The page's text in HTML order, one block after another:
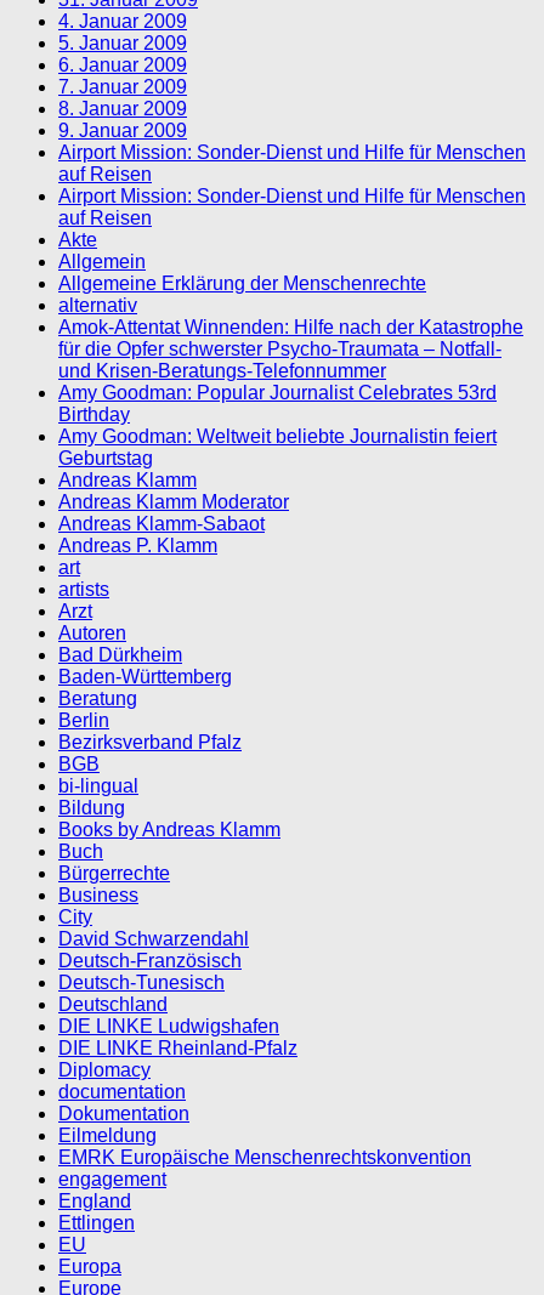
4. Januar 2009
5. Januar 2009
6. Januar 2009
7. Januar 2009
8. Januar 2009
9. Januar 2009
Airport Mission: Sonder-Dienst und Hilfe für Menschen
auf Reisen
Airport Mission: Sonder-Dienst und Hilfe für Menschen
auf Reisen
Akte
Allgemein
Allgemeine Erklärung der Menschenrechte
alternativ
Amok-Attentat Winnenden: Hilfe nach der Katastrophe
für die Opfer schwerster Psycho-Traumata – Notfall-
und Krisen-Beratungs-Telefonnummer
Amy Goodman: Popular Journalist Celebrates 53rd
Birthday
Amy Goodman: Weltweit beliebte Journalistin feiert
Geburtstag
Andreas Klamm
Andreas Klamm Moderator
Andreas Klamm-Sabaot
Andreas P. Klamm
art
artists
Arzt
Autoren
Bad Dürkheim
Baden-Württemberg
Beratung
Berlin
Bezirksverband Pfalz
BGB
bi-lingual
Bildung
Books by Andreas Klamm
Buch
Bürgerrechte
Business
City
David Schwarzendahl
Deutsch-Französisch
Deutsch-Tunesisch
Deutschland
DIE LINKE Ludwigshafen
DIE LINKE Rheinland-Pfalz
Diplomacy
documentation
Dokumentation
Eilmeldung
EMRK Europäische Menschenrechtskonvention
engagement
England
Ettlingen
EU
Europa
Europe